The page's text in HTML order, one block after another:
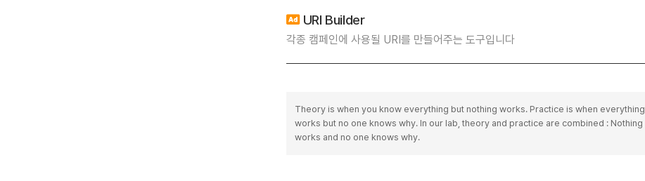
URI Builder
각종 캠페인에 사용될 URI를 만들어주는 도구입니다
Theory is when you know everything but nothing works. Practice is when everything
works but no one knows why. In our lab, theory and practice are combined : Nothing
works and no one knows why.